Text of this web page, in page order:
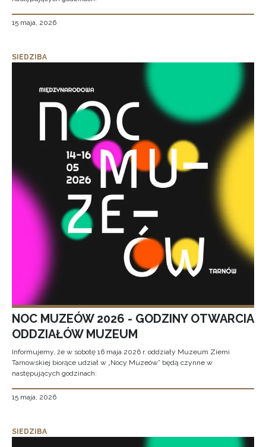
15 maja, 2026
SIEDZIBA
NOC MUZEÓW 2026 - GODZINY OTWARCIA
ODDZIAŁÓW MUZEUM
Informujemy, że w sobotę 16 maja 2026 r. oddziały Muzeum Ziemi
Tarnowskiej biorące udział w „Nocy Muzeów” będą czynne w
następujących godzinach:
15 maja, 2026
SIEDZIBA